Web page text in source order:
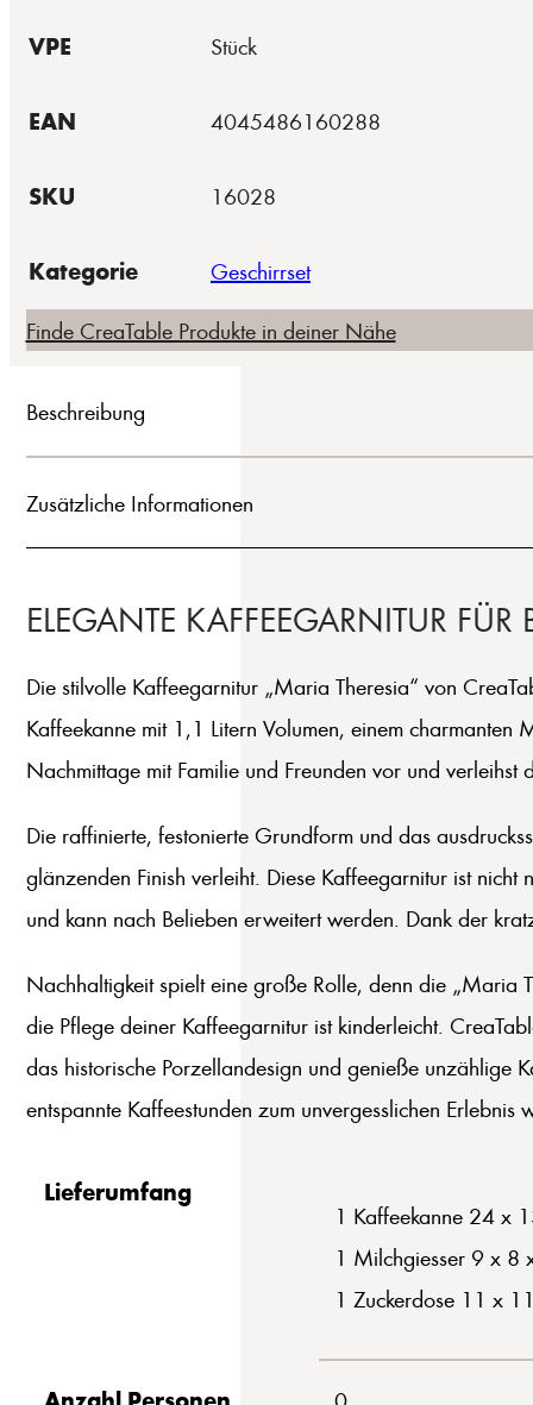
VPE Stück
EAN 4045486160288
SKU 16028
Kategorie
Geschirrset
Finde CreaTable Produkte in deiner Nähe
Beschreibung
Zusätzliche Informationen
ELEGANTE KAFFEEGARNITUR
Die stilvolle Kaffeegarnitur „Maria Theresia“ von
Kaffeekanne mit 1,1 Litern Volumen, einem
Nachmittage mit Familie und Freunden vor und verleihst
Die raffinierte, festonierte Grundform und das
glänzenden Finish verleiht. Diese Kaffeegarnitur ist
und kann nach Belieben erweitert werden. Dank der
Nachhaltigkeit spielt eine große Rolle, denn die
die Pflege deiner Kaffeegarnitur ist kinderleicht.
das historische Porzellandesign und genieße unzählige
entspannte Kaffeestunden zum unvergesslichen Erlebnis
Lieferumfang
1 Kaffeekanne 24 x
1 Milchgiesser 9 x
1 Zuckerdose 11 x